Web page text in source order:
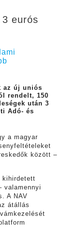
eurós
az új uniós
rendelt, 150
után 3
Adó- és
a magyar
között –
kihirdetett
valamennyi
A NAV
átállás